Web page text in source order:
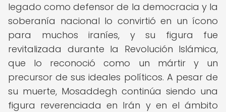
legado como defensor de la democracia y la
soberanía nacional lo convirtió en un ícono
para muchos iraníes, y su figura fue
revitalizada durante la Revolución Islámica,
que lo reconoció como un mártir y un
precursor de sus ideales políticos. A pesar de
su muerte, Mosaddegh continúa siendo una
figura reverenciada en Irán y en el ámbito